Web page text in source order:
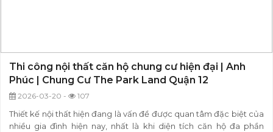
Thi công nội thất căn hộ chung cư hiện đại | Anh
Phúc | Chung Cư The Park Land Quận 12
2026-03-20 - 107
Thiết kế nội thất hiện đang là vấn đề được quan tâm đặc biệt của
nhiều gia đình hiện nay, nhất là khi diện tích căn hộ đa phần